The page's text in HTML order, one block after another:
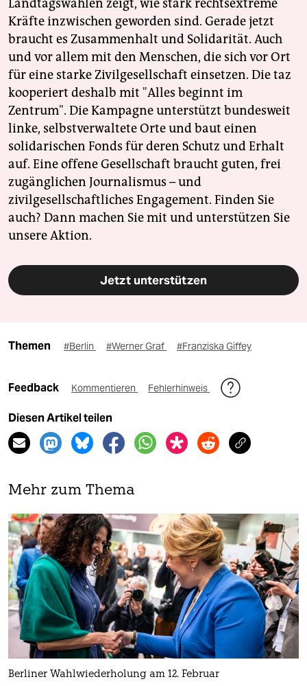
Landtagswahlen zeigt, wie stark rechtsextreme
Kräfte inzwischen geworden sind. Gerade jetzt
braucht es Zusammenhalt und Solidarität. Auch
und vor allem mit den Menschen, die sich vor Ort
für eine starke Zivilgesellschaft einsetzen. Die taz
kooperiert deshalb mit "Alles beginnt im
Zentrum". Die Kampagne unterstützt bundesweit
linke, selbstverwaltete Orte und baut einen
solidarischen Fonds für deren Schutz und Erhalt
auf. Eine offene Gesellschaft braucht guten, frei
zugänglichen Journalismus – und
zivilgesellschaftliches Engagement. Finden Sie
auch? Dann machen Sie mit und unterstützen Sie
unsere Aktion.
Jetzt unterstützen
Themen #Berlin #Werner Graf #Franziska Giffey
Feedback Kommentieren Fehlerhinweis
Diesen Artikel teilen
Mehr zum Thema
Berliner Wahlwiederholung am 12. Februar